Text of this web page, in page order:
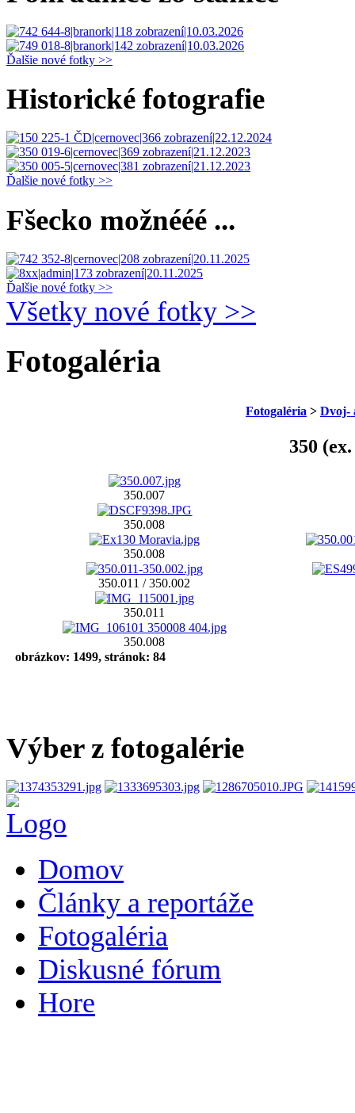
Ďalšie nové fotky >>
Historické fotografie
Ďalšie nové fotky >>
Fšecko možnééé ...
Ďalšie nové fotky >>
Všetky nové fotky >>
Fotogaléria
Fotogaléria > Dvoj-
350
350.007
350.008
350.008
350.011 / 350.002
350.011
350.008
obrázkov: 1499, stránok: 84
Výber z fotogalérie
Domov
Články a reportáže
Fotogaléria
Diskusné fórum
Hore